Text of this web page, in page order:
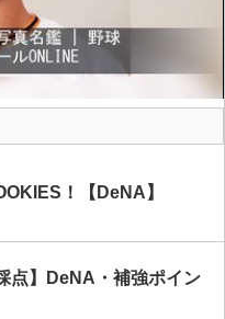
！【DeNA】
点】DeNA・補強ポイン